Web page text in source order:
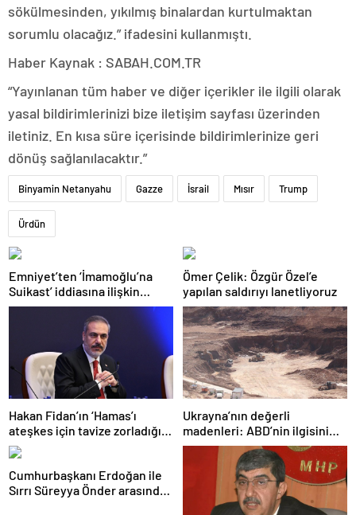
sökülmesinden, yıkılmış binalardan kurtulmaktan
sorumlu olacağız.” ifadesini kullanmıştı.
Haber Kaynak : SABAH.COM.TR
“Yayınlanan tüm haber ve diğer içerikler ile ilgili olarak
yasal bildirimlerinizi bize iletişim sayfası üzerinden
iletiniz. En kısa süre içerisinde bildirimlerinize geri
dönüş sağlanılacaktır.”
Binyamin Netanyahu Gazze İsrail Mısır Trump
Ürdün
Emniyet’ten ‘İmamoğlu’na
Suikast’ iddiasına ilişkin
açıklama
Ömer Çelik: Özgür Özel’e
yapılan saldırıyı lanetliyoruz
Hakan Fidan’ın ‘Hamas’ı
ateşkes için tavize zorladığı’
iddiasına yalanlama
Ukrayna’nın değerli
madenleri: ABD’nin ilgisini
çeken kritik kaynaklar
Cumhurbaşkanı Erdoğan ile
Sırrı Süreyya Önder arasında